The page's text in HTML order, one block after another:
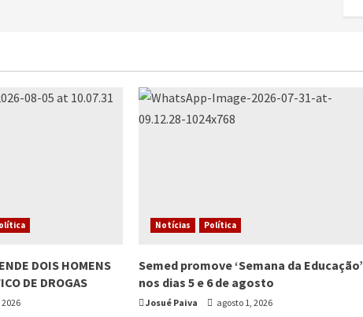
DOIS HOMENS
DE DROGAS
Notícias Política
Semed promove ‘Semana da Educação’
nos dias 5 e 6 de agosto
Josué Paiva agosto 1, 2026